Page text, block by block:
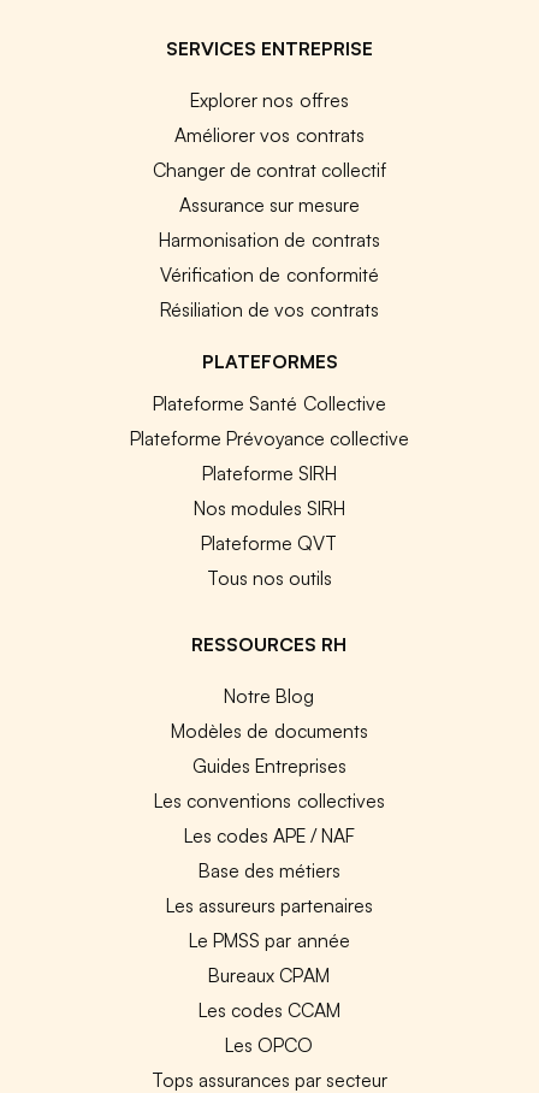
SERVICES ENTREPRISE
Explorer nos offres
Améliorer vos contrats
Changer de contrat collectif
Assurance sur mesure
Harmonisation de contrats
Vérification de conformité
Résiliation de vos contrats
PLATEFORMES
Plateforme Santé Collective
Plateforme Prévoyance collective
Plateforme SIRH
Nos modules SIRH
Plateforme QVT
Tous nos outils
RESSOURCES RH
Notre Blog
Modèles de documents
Guides Entreprises
Les conventions collectives
Les codes APE / NAF
Base des métiers
Les assureurs partenaires
Le PMSS par année
Bureaux CPAM
Les codes CCAM
Les OPCO
Tops assurances par secteur